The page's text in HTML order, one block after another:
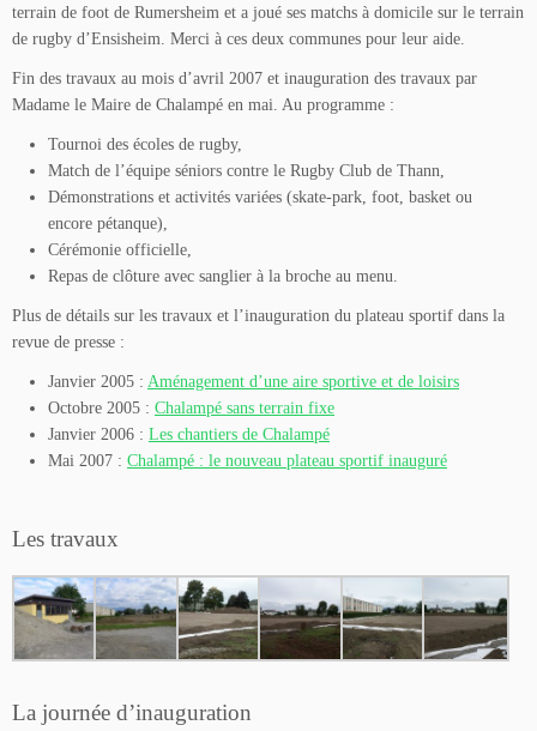
terrain de foot de Rumersheim et a joué ses matchs à domicile sur le terrain
de rugby d’Ensisheim. Merci à ces deux communes pour leur aide.
Fin des travaux au mois d’avril 2007 et inauguration des travaux par
Madame le Maire de Chalampé en mai. Au programme :
Tournoi des écoles de rugby,
Match de l’équipe séniors contre le Rugby Club de Thann,
Démonstrations et activités variées (skate-park, foot, basket ou
encore pétanque),
Cérémonie officielle,
Repas de clôture avec sanglier à la broche au menu.
Plus de détails sur les travaux et l’inauguration du plateau sportif dans la
revue de presse :
Janvier 2005 : Aménagement d’une aire sportive et de loisirs
Octobre 2005 : Chalampé sans terrain fixe
Janvier 2006 : Les chantiers de Chalampé
Mai 2007 : Chalampé : le nouveau plateau sportif inauguré
Les travaux
La journée d’inauguration